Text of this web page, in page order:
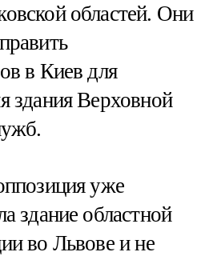
областей. Они
в Киев для
здания Верховной
уже
здание областной
во Львове и не